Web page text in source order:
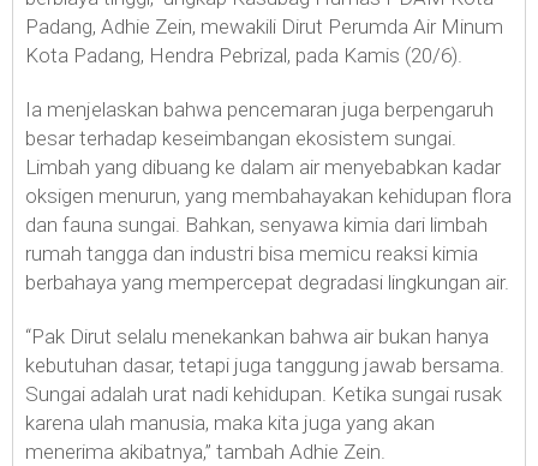
Padang, Adhie Zein, mewakili Dirut Perumda Air Minum
Kota Padang, Hendra Pebrizal, pada Kamis (20/6).
Ia menjelaskan bahwa pencemaran juga berpengaruh
besar terhadap keseimbangan ekosistem sungai.
Limbah yang dibuang ke dalam air menyebabkan kadar
oksigen menurun, yang membahayakan kehidupan flora
dan fauna sungai. Bahkan, senyawa kimia dari limbah
rumah tangga dan industri bisa memicu reaksi kimia
berbahaya yang mempercepat degradasi lingkungan air.
“Pak Dirut selalu menekankan bahwa air bukan hanya
kebutuhan dasar, tetapi juga tanggung jawab bersama.
Sungai adalah urat nadi kehidupan. Ketika sungai rusak
karena ulah manusia, maka kita juga yang akan
menerima akibatnya,” tambah Adhie Zein.